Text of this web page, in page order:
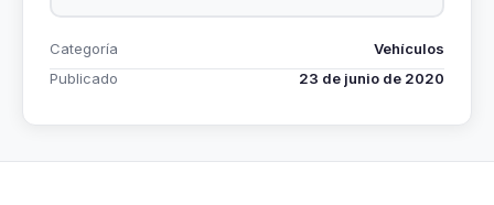
Categoría
Vehículos
Publicado
23 de junio de 2020